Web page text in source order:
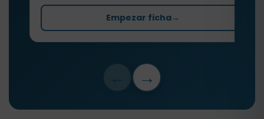
Empezar ficha→
→